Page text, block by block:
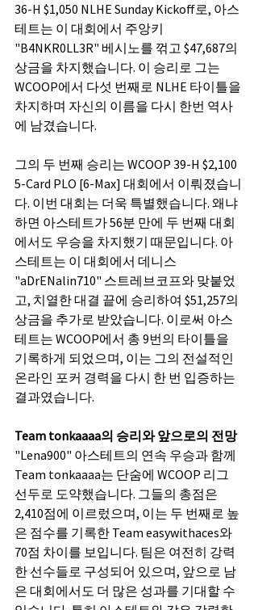
36-H $1,050 NLHE Sunday Kickoff로, 아스
테트는 이 대회에서 주앙키
"B4NKR0LL3R" 베시노를 꺾고 $47,687의
상금을 차지했습니다. 이 승리로 그는
WCOOP에서 다섯 번째로 NLHE 타이틀을
차지하며 자신의 이름을 다시 한번 역사
에 남겼습니다.
그의 두 번째 승리는 WCOOP 39-H $2,100
5-Card PLO [6-Max] 대회에서 이뤄졌습니
다. 이번 대회는 더욱 특별했습니다. 왜냐
하면 아스테트가 56분 만에 두 번째 대회
에서도 우승을 차지했기 때문입니다. 아
스테트는 이 대회에서 데니스
"aDrENalin710" 스트레브코프와 맞붙었
고, 치열한 대결 끝에 승리하여 $51,257의
상금을 추가로 받았습니다. 이로써 아스
테트는 WCOOP에서 총 9번의 타이틀을
기록하게 되었으며, 이는 그의 전설적인
온라인 포커 경력을 다시 한 번 입증하는
결과였습니다.
Team tonkaaaa의 승리와 앞으로의 전망
"Lena900" 아스테트의 연속 우승과 함께
Team tonkaaaa는 단숨에 WCOOP 리그
선두로 도약했습니다. 그들의 총점은
2,410점에 이르렀으며, 이는 두 번째로 높
은 점수를 기록한 Team easywithaces와
70점 차이를 보입니다. 팀은 여전히 강력
한 선수들로 구성되어 있으며, 앞으로 남
은 대회에서도 더 많은 성과를 기대할 수